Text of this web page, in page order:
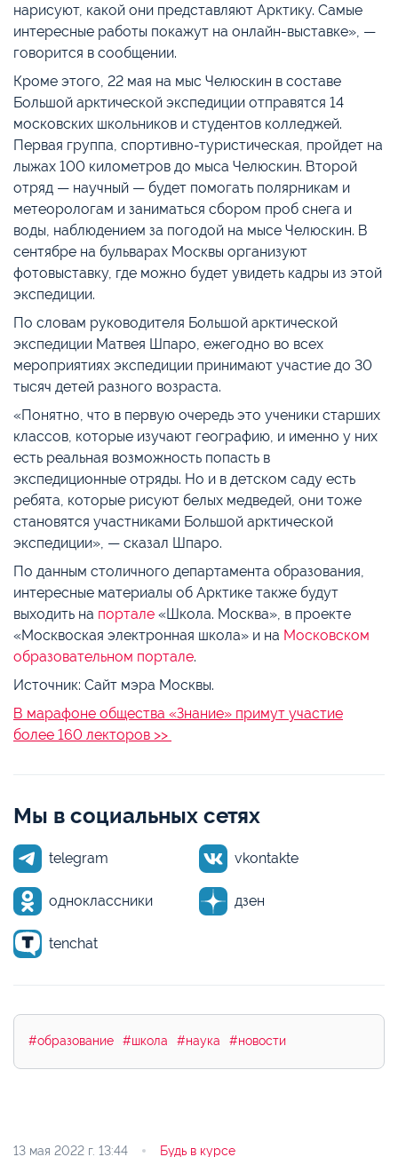
нарисуют, какой они представляют Арктику. Самые
интересные работы покажут на онлайн-выставке», —
говорится в сообщении.
Кроме этого, 22 мая на мыс Челюскин в составе
Большой арктической экспедиции отправятся 14
московских школьников и студентов колледжей.
Первая группа, спортивно-туристическая, пройдет на
лыжах 100 километров до мыса Челюскин. Второй
отряд — научный — будет помогать полярникам и
метеорологам и заниматься сбором проб снега и
воды, наблюдением за погодой на мысе Челюскин. В
сентябре на бульварах Москвы организуют
фотовыставку, где можно будет увидеть кадры из этой
экспедиции.
По словам руководителя Большой арктической
экспедиции Матвея Шпаро, ежегодно во всех
мероприятиях экспедиции принимают участие до 30
тысяч детей разного возраста.
«Понятно, что в первую очередь это ученики старших
классов, которые изучают географию, и именно у них
есть реальная возможность попасть в
экспедиционные отряды. Но и в детском саду есть
ребята, которые рисуют белых медведей, они тоже
становятся участниками Большой арктической
экспедиции», — сказал Шпаро.
По данным столичного департамента образования,
интересные материалы об Арктике также будут
выходить на портале «Школа. Москва», в проекте
«Москвоская электронная школа» и на Московском
образовательном портале.
Источник: Сайт мэра Москвы.
В марафоне общества «Знание» примут участие
более 160 лекторов >>
Мы в социальных сетях
telegram vkontakte
одноклассники дзен
tenchat
#образование #школа #наука #новости
13 мая 2022 г. 13:44 Будь в курсе